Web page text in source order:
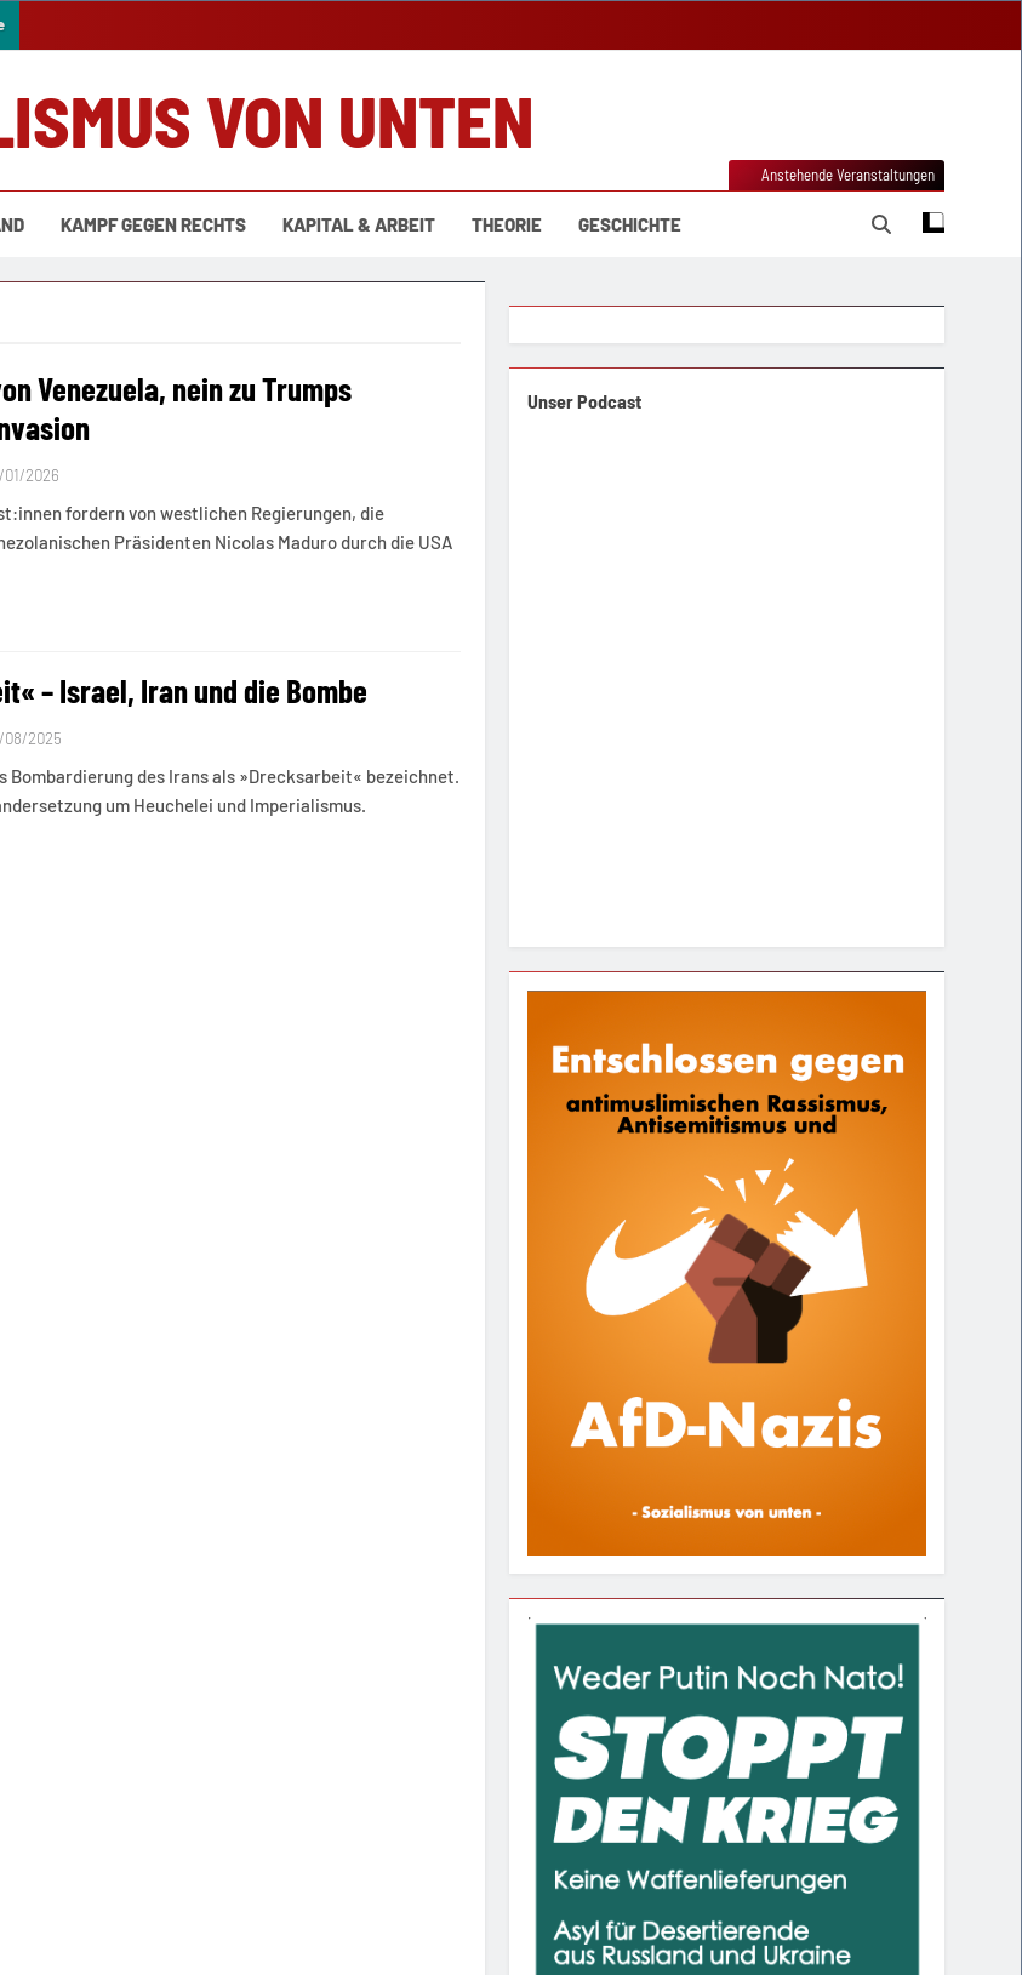
VON UNTEN
KAMPF GEGEN RECHTS KAPITAL & ARBEIT THEORIE GESCHICHTE
Anstehende Veranstaltungen
Venezuela, nein zu Trumps
01/2026
fordern von westlichen Regierungen, die
Präsidenten Nicolas Maduro durch die USA
– Israel, Iran und die Bombe
08/2025
Bombardierung des Irans als »Drecksarbeit« bezeichnet.
um Heuchelei und Imperialismus.
Unser Podcast